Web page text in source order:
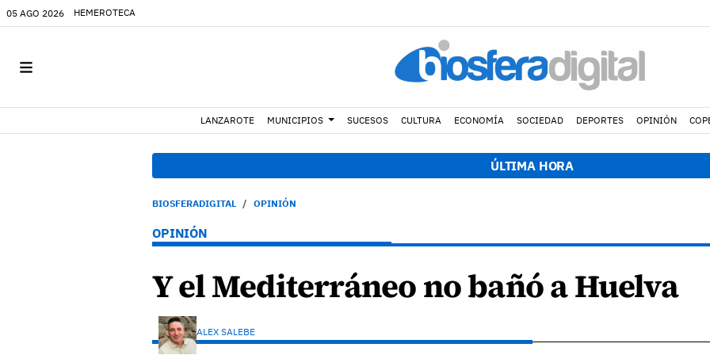
05 AGO 2026 HEMEROTECA
LANZAROTE MUNICIPIOS SUCESOS CULTURA ECONOMÍA SOCIEDAD DEPORTES OPINIÓN
ÚLTIMA HORA
BIOSFERADIGITAL OPINIÓN
OPINIÓN
Y el Mediterráneo no bañó a Huelva
ALEX SALEBE